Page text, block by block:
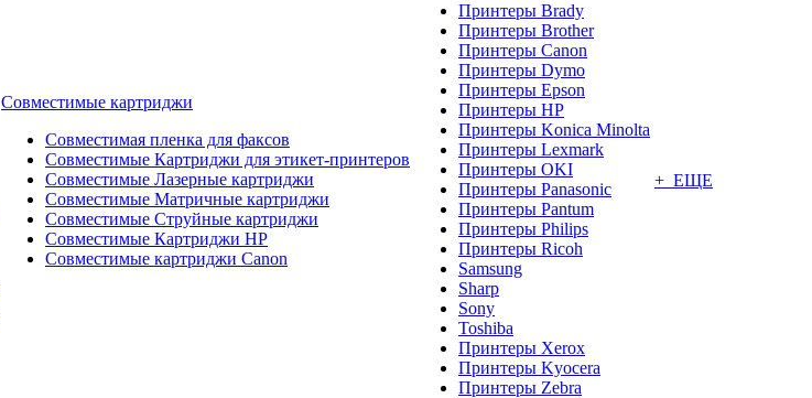
Совместимые картриджи
Совместимая пленка для факсов
Совместимые Картриджи для этикет-принтеров
Совместимые Лазерные картриджи
Совместимые Матричные картриджи
Совместимые Струйные картриджи
Совместимые Картриджи HP
Совместимые картриджи Canon
Принтеры Brady
Принтеры Brother
Принтеры Canon
Принтеры Dymo
Принтеры Epson
Принтеры HP
Принтеры Konica Minolta
Принтеры Lexmark
Принтеры OKI
Принтеры Panasonic
Принтеры Pantum
Принтеры Philips
Принтеры Ricoh
Samsung
Sharp
Sony
Toshiba
Принтеры Xerox
Принтеры Kyocera
Принтеры Zebra
+ ЕЩЕ